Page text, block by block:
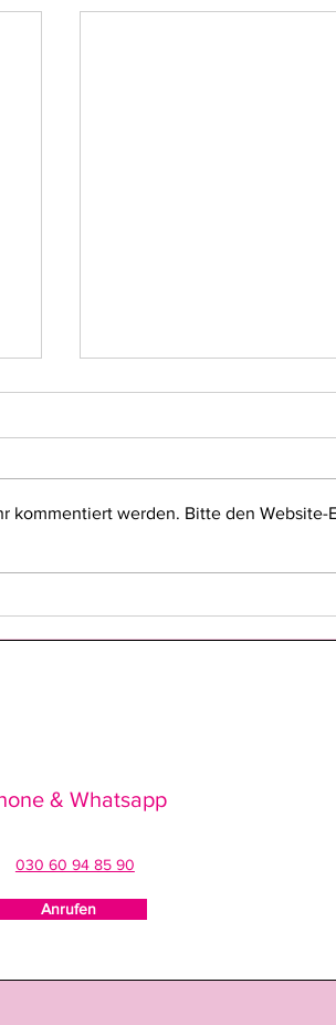
Rhythmus Baby,
Haarwachstumsrhytmus
kommentiert werden. Bitte den
& Whatsapp
030 60 94 85 90
Anrufen